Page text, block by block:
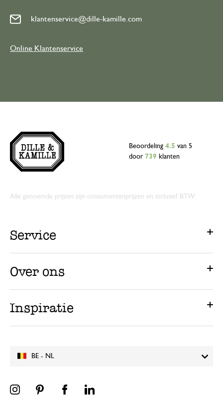
klantenservice@dille-kamille.com
Online Klantenservice
BE - NL
Beoordeling 4.5 van 5
door 739 klanten
Alle genoemde prijzen zijn consumentenprijzen en inclusief BTW.
Service
Over ons
Inspiratie